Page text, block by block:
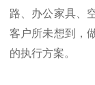
路、办公家具、
客户所未想到，
的执行方案。